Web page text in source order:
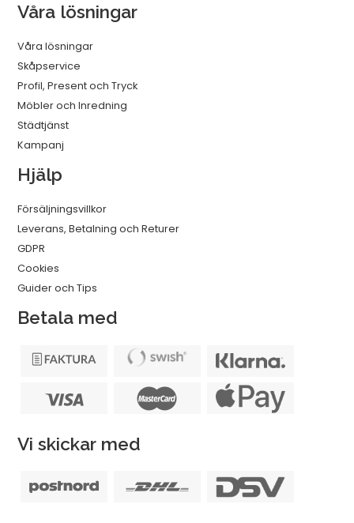
Våra lösningar
Våra lösningar
Skåpservice
Profil, Present och Tryck
Möbler och Inredning
Städtjänst
Kampanj
Hjälp
Försäljningsvillkor
Leverans, Betalning och Returer
GDPR
Cookies
Guider och Tips
Betala med
Vi skickar med